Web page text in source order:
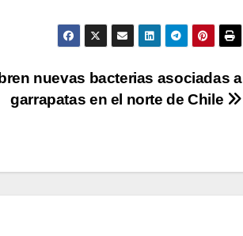
nuevas bacterias asociadas a
garrapatas en el norte de Chile